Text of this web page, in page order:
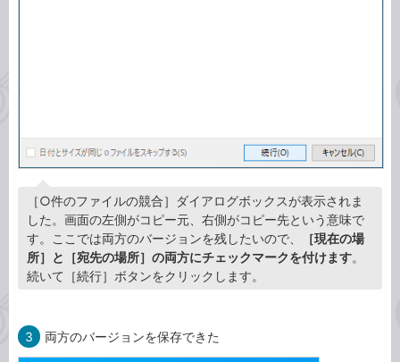
［○件のファイルの競合］ダイアログボックスが表示されま
した。画面の左側がコピー元、右側がコピー先という意味で
す。ここでは両方のバージョンを残したいので、
［現在の場
所］と［宛先の場所］の両方にチェックマークを付けます。
続いて［続行］ボタンをクリックします。
3 両方のバージョンを保存できた